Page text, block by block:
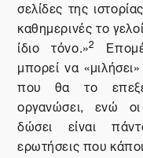
σελίδες της
καθημερινές το
ίδιο τόνο.»2
μπορεί να
που θα το
οργανώσει, ενώ
δώσει είναι
ερωτήσεις που